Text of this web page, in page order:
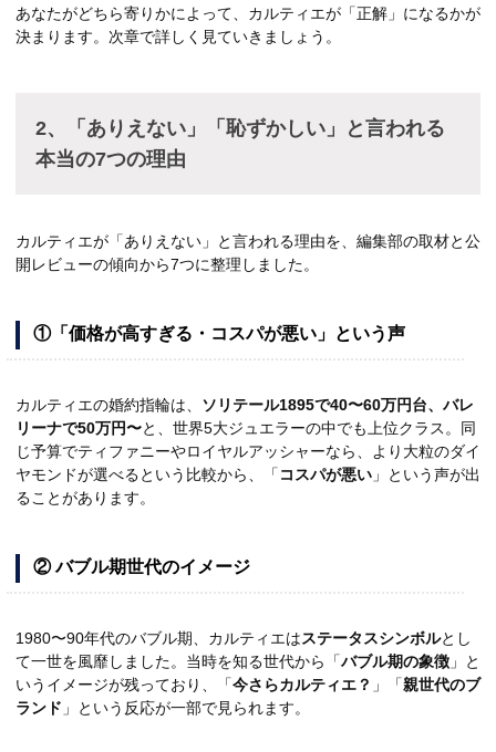
あなたがどちら寄りかによって、カルティエが「正解」になるかが
決まります。次章で詳しく見ていきましょう。
2、「ありえない」「恥ずかしい」と言われる
本当の7つの理由
カルティエが「ありえない」と言われる理由を、編集部の取材と公
開レビューの傾向から7つに整理しました。
①「価格が高すぎる・コスパが悪い」という声
カルティエの婚約指輪は、
ソリテール1895で40〜60万円台、バレ
リーナで50万円〜と、世界5大ジュエラーの中でも上位クラス。同
じ予算でティファニーやロイヤルアッシャーなら、より大粒のダイ
ヤモンドが選べるという比較から、「 コスパが悪い 」という声が出
ることがあります。
② バブル期世代のイメージ
1980〜90年代のバブル期、カルティエはステータスシンボルとし
て一世を風靡しました。当時を知る世代から「バブル期の象徴 」と
いうイメージが残っており、「今さらカルティエ？ 」「親世代のブ
ランド 」という反応が一部で見られます。